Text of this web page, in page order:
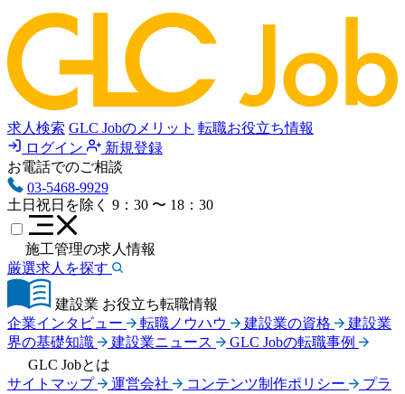
求人検索 GLC Jobのメリット 転職お役立ち情報
ログイン
新規登録
お電話でのご相談
03-5468-9929
土日祝日を除く 9：30 〜 18：30
施工管理の求人情報
厳選求人を探す
建設業 お役立ち転職情報
企業インタビュー
転職ノウハウ 建設業の資格
建設業
界の基礎知識
建設業ニュース
GLC Jobの転職事例
GLC Jobとは
サイトマップ
運営会社 コンテンツ制作ポリシー
プラ